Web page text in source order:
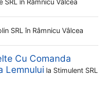
SRL în Râmnicu Vâlcea
SRL în Râmnicu Vâlcea
Cu Comanda
Lemnului la Stimulent SRL